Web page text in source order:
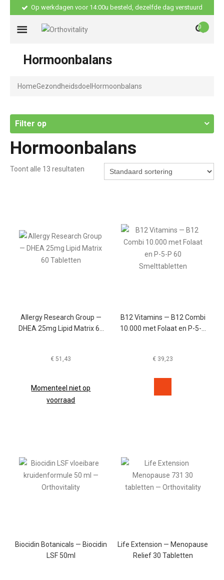
Op werkdagen voor 14:00u besteld, dezelfde dag verstuurd
0
Hormoonbalans
HomeGezondheidsdoel Hormoonbalans
Filter op
Hormoonbalans
Toont alle 13 resultaten
Allergy Research Group —
DHEA 25mg Lipid Matrix 60
€ 51,43
Momenteel niet op
voorraad
B12 Vitamins — B12 Combi
10.000 met Folaat en P-5-P
€ 39,23
Biocidin Botanicals — Biocidin
LSF 50ml
Life Extension — Menopause
Relief 30 Tabletten